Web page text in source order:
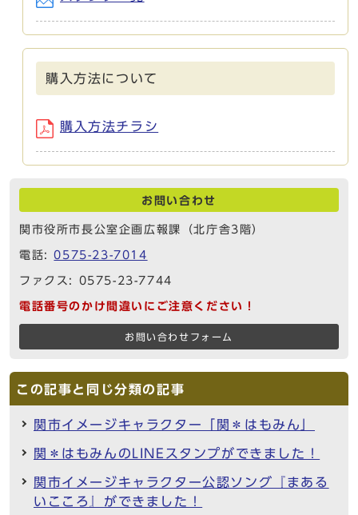
購入方法について
購入方法チラシ
お問い合わせ
関市役所市長公室企画広報課（北庁舎3階）
電話:0575-23-7014
ファクス: 0575-23-7744
電話番号のかけ間違いにご注意ください！
お問い合わせフォーム
この記事と同じ分類の記事
関市イメージキャラクター「関＊はもみん」
関＊はもみんのLINEスタンプができました！
関市イメージキャラクター公認ソング『まある
いこころ』ができました！